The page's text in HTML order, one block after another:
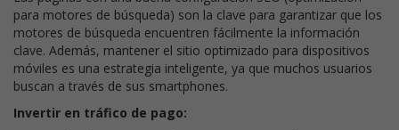
para motores de búsqueda) son la clave para garantizar que los
motores de búsqueda encuentren fácilmente la información
clave. Además, mantener el sitio optimizado para dispositivos
móviles es una estrategia inteligente, ya que muchos usuarios
buscan a través de sus smartphones.
Invertir en tráfico de pago: